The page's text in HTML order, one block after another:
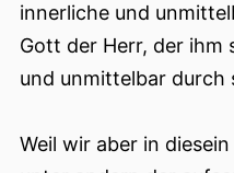
innerliche und
Gott der Herr, der ihm
und unmittelbar durch
Weil wir aber in